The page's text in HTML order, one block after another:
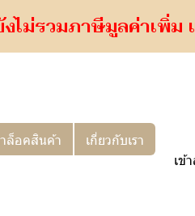
ไม่รวมภาษีมูลค่าเพิ่ม
ล็อคสินค้า เกี่ยวกับเรา
เข้